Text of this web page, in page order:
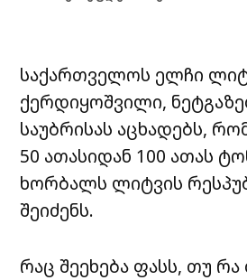
საქართველოს ელჩი
ქერდიყოშვილი,
საუბრისას აცხადებს,
50 ათასიდან 100 ათას
ხორბალს ლიტვის
შეიძენს.
რაც შეეხება ფასს, თუ რა